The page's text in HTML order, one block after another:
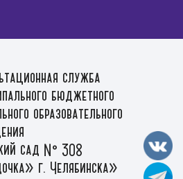
служба
бюджетного
образовательного
сад № 308
г. Челябинска»